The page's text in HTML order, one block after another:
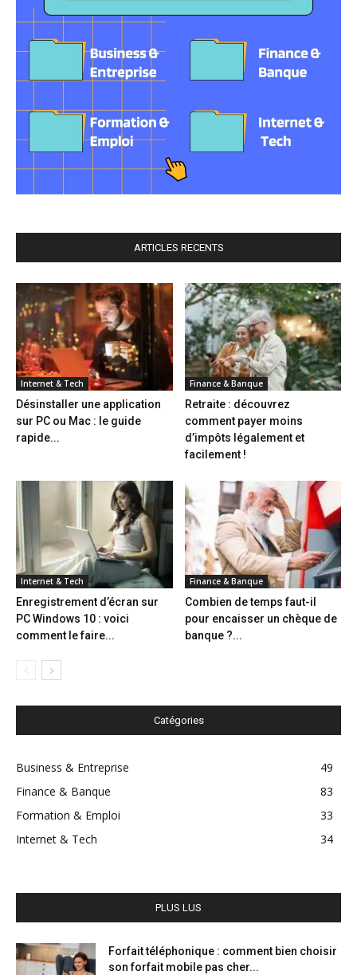
ARTICLES RECENTS
Internet & Tech
Désinstaller une application
sur PC ou Mac : le guide
rapide...
Finance & Banque
Retraite : découvrez
comment payer moins
d’impôts légalement et
facilement !
Internet & Tech
Enregistrement d’écran sur
PC Windows 10 : voici
comment le faire...
Finance & Banque
Combien de temps faut-il
pour encaisser un chèque de
banque ?...
Catégories
Business & Entreprise
49
Finance & Banque
83
Formation & Emploi
33
Internet & Tech
34
PLUS LUS
Forfait téléphonique : comment bien choisir
son forfait mobile pas cher...